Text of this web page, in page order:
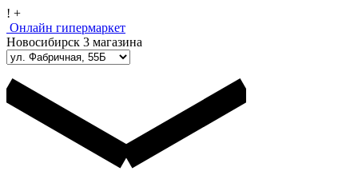
! +
Онлайн гипермаркет
Новосибирск 3 магазина